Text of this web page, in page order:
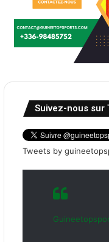
Suivez-nous sur
Tweets by